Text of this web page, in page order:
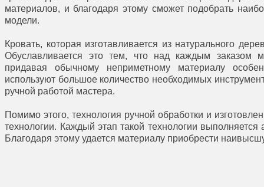
материалов, и благодаря этому сможет подобрать
модели.
Кровать, которая изготавливается из натурального
Обуславливается это тем, что над каждым заказом
придавая обычному неприметному материалу
используют большое количество необходимых
ручной работой мастера.
Помимо этого, технология ручной обработки и
технологии. Каждый этап такой технологии выполняется
Благодаря этому удается материалу приобрести